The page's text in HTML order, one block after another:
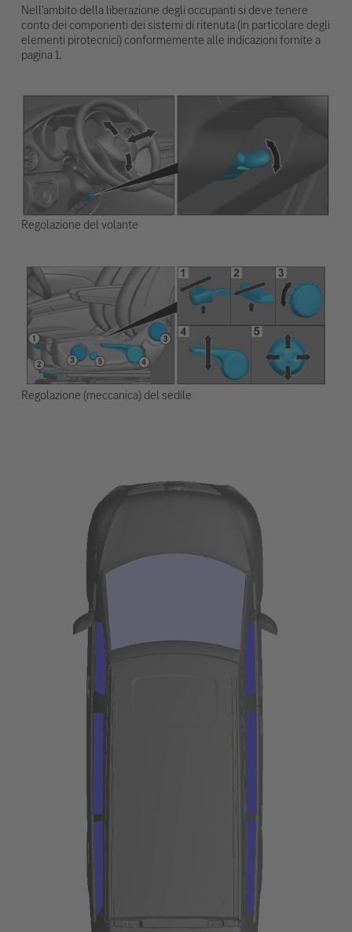
Nell'ambito della liberazione degli occupanti si deve tenere
conto dei componenti dei sistemi di ritenuta (in particolare degli
elementi pirotecnici) conformemente alle indicazioni fornite a
pagina 1.
Regolazione del volante
Regolazione (meccanica) del sedile